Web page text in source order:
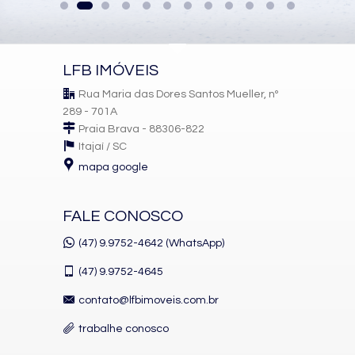
LFB IMÓVEIS
Rua Maria das Dores Santos Mueller, nº
289 - 701A
Praia Brava - 88306-822
Itajaí / SC
mapa google
FALE CONOSCO
(47) 9.9752-4642 (WhatsApp)
(47) 9.9752-4645
contato@lfbimoveis.com.br
trabalhe conosco